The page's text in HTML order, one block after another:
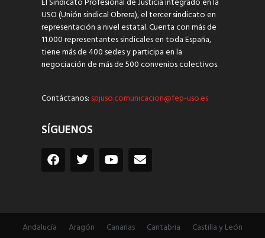
El Sindicato Profesional de Justicia integrado en la
USO (Unión sindical Obrera), el tercer sindicato en
representación a nivel estatal. Cuenta con más de
11.000 representantes sindicales en toda España,
tiene más de 400 sedes y participa en la
negociación de más de 500 convenios colectivos.
Contáctanos: spjuso.comunicacion@fep-uso.es
SÍGUENOS
Andalucía Aragón Canarias Cantabria
Castilla y León